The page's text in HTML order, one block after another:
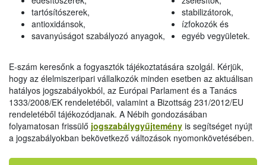
tartósítószerek,
antioxidánsok,
savanyúságot szabályozó anyagok,
stabilizátorok,
ízfokozók és
egyéb vegyületek.
E-szám keresőnk a fogyasztók tájékoztatására szolgál. Kérjük,
hogy az élelmiszeripari vállalkozók minden esetben az aktuálisan
hatályos jogszabályokból, az Európai Parlament és a Tanács
1333/2008/EK rendeletéből, valamint a Bizottság 231/2012/EU
rendeletéből tájékozódjanak. A Nébih gondozásában
folyamatosan frissülő jogszabálygyűjtemény is segítséget nyújt
a jogszabályokban bekövetkező változások nyomonkövetésében.